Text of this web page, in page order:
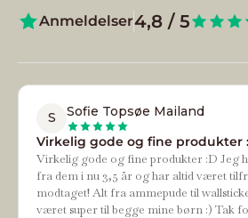
Anmeldelser4,8 / 5
S
Sofie Topsøe Mailand
Virkelig gode og fine produkter
Virkelig gode og fine produkter :D Jeg
fra dem i nu 3,5 år og har altid været
modtaget! Alt fra ammepude til
været super til begge mine børn :) Tak